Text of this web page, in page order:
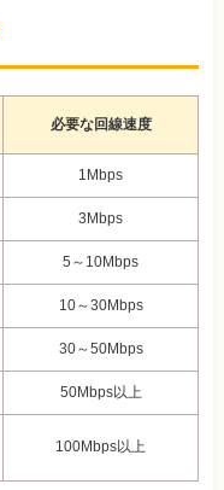
必要な回線速度
1Mbps
3Mbps
5～10Mbps
10～30Mbps
30～50Mbps
50Mbps以上
100Mbps以上